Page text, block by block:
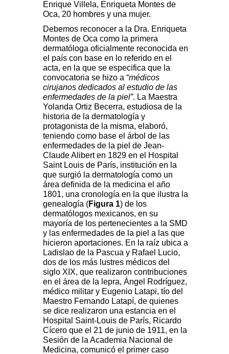
Enrique Villela, Enriqueta Montes de
Oca, 20 hombres y una mujer.
Debemos reconocer a la Dra. Enriqueta
Montes de Oca como la primera
dermatóloga oficialmente reconocida en
el país con base en lo referido en el
acta, en la que se especifica que la
convocatoria se hizo a “médicos
cirujanos dedicados al estudio de las
enfermedades de la piel”. La Maestra
Yolanda Ortiz Becerra, estudiosa de la
historia de la dermatología y
protagonista de la misma, elaboró,
teniendo como base el árbol de las
enfermedades de la piel de Jean-
Claude Alibert en 1829 en el Hospital
Saint Louis de París, institución en la
que surgió la dermatología como un
área definida de la medicina el año
1801, una cronología en la que ilustra la
genealogía (Figura 1) de los
dermatólogos mexicanos, en su
mayoría de los pertenecientes a la SMD
y las enfermedades de la piel a las que
hicieron aportaciones. En la raíz ubica a
Ladislao de la Pascua y Rafael Lucio,
dos de los más lustres médicos del
siglo XIX, que realizaron contribuciones
en el área de la lepra, Ángel Rodríguez,
médico militar y Eugenio Latapi, tío del
Maestro Fernando Latapí, de quienes
se dice realizaron una estancia en el
Hospital Saint-Louis de París, Ricardo
Cícero que el 21 de junio de 1911, en la
Sesión de la Academia Nacional de
Medicina, comunicó el primer caso